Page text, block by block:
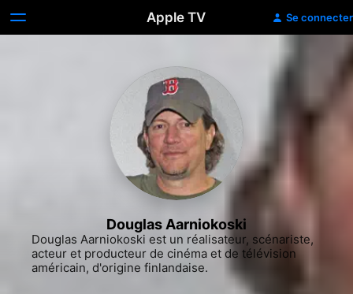
Apple TV Se connecter
Douglas Aarniokoski
Douglas Aarniokoski est un réalisateur, scénariste,
acteur et producteur de cinéma et de télévision
américain, d'origine finlandaise.